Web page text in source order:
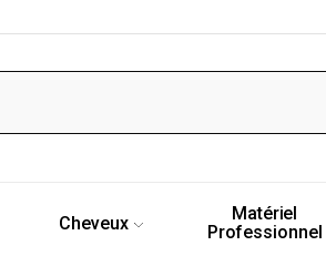
Cheveux
Matériel
Professionnel